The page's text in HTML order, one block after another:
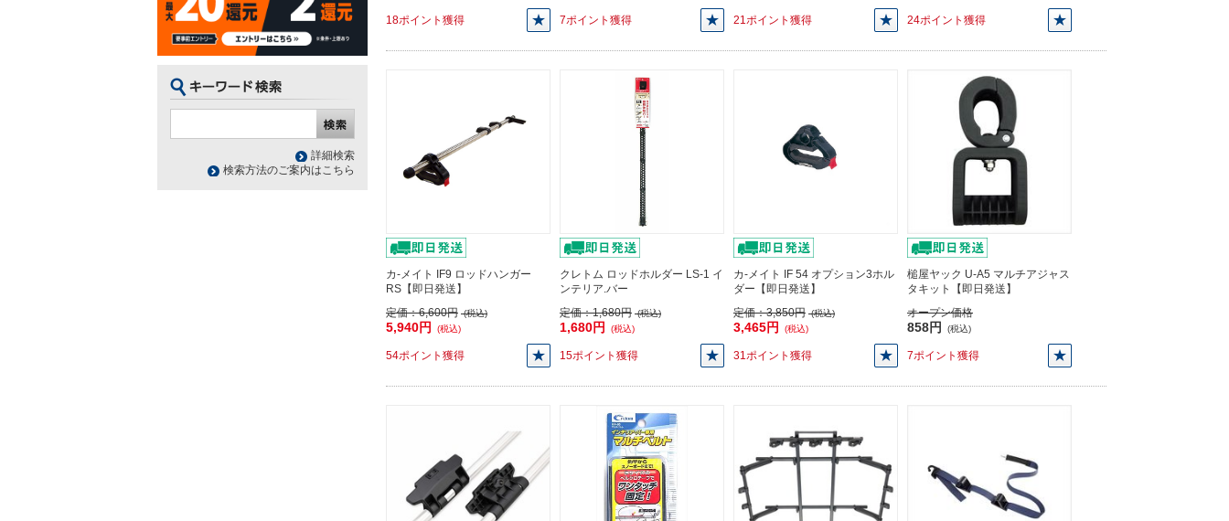
18ポイント獲得 7ポイント獲得 21ポイント獲得 24ポイント獲得
カ-メイト IF9 ロッドハンガー
RS【即日発送】
定価：6,600円 (税込)
5,940円 (税込)
54ポイント獲得
クレトム ロッドホルダー LS-1 イ
ンテリア.バー
定価：1,680円 (税込)
1,680円 (税込)
15ポイント獲得
カ-メイト IF 54 オプション3ホル
ダー【即日発送】
定価：3,850円 (税込)
3,465円 (税込)
31ポイント獲得
槌屋ヤック U-A5 マルチアジャス
タキット【即日発送】
オープン価格
858円 (税込)
7ポイント獲得
詳細検索
検索方法のご案内はこちら